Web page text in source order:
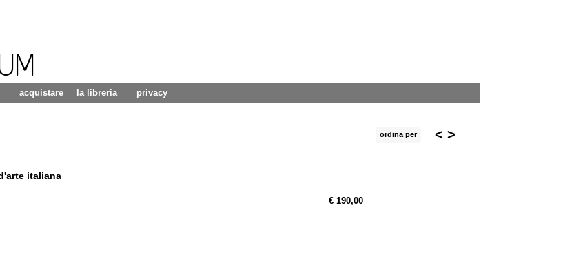
acquistare la libreria privacy
< >
ordina per
italiana
€ 190,00